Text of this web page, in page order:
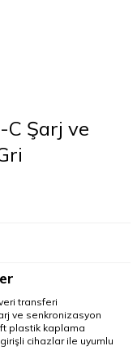
C Şarj ve
veri transferi
ve senkronizasyon
plastik kaplama
cihazlar ile uyumlu